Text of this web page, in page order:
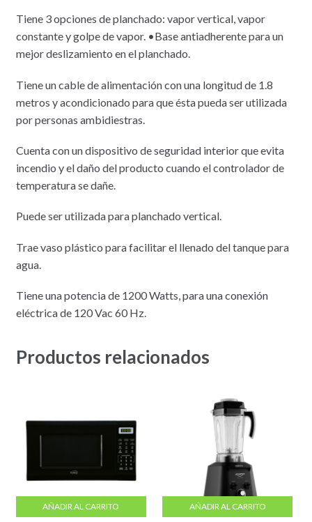
Tiene 3 opciones de planchado: vapor vertical, vapor
constante y golpe de vapor. •Base antiadherente para un
mejor deslizamiento en el planchado.
Tiene un cable de alimentación con una longitud de 1.8
metros y acondicionado para que ésta pueda ser utilizada
por personas ambidiestras.
Cuenta con un dispositivo de seguridad interior que evita
incendio y el daño del producto cuando el controlador de
temperatura se dañe.
Puede ser utilizada para planchado vertical.
Trae vaso plástico para facilitar el llenado del tanque para
agua.
Tiene una potencia de 1200 Watts, para una conexión
eléctrica de 120 Vac 60 Hz.
Productos relacionados
AÑADIR AL CARRITO AÑADIR AL CARRITO